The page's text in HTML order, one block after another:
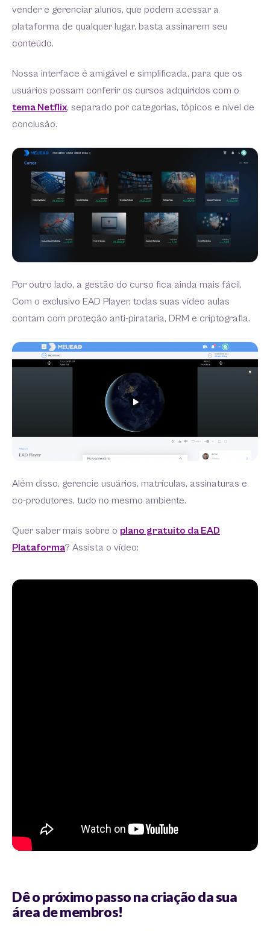
vender e gerenciar alunos, que podem acessar a
plataforma de qualquer lugar, basta assinarem seu
conteúdo.
Nossa interface é amigável e simplificada, para que os
usuários possam conferir os cursos adquiridos com o
tema Netflix, separado por categorias, tópicos e nível de
conclusão.
Por outro lado, a gestão do curso fica ainda mais fácil.
Com o exclusivo EAD Player, todas suas vídeo aulas
contam com proteção anti-pirataria, DRM e criptografia.
Além disso, gerencie usuários, matrículas, assinaturas e
co-produtores, tudo no mesmo ambiente.
Quer saber mais sobre o plano gratuito da EAD
Plataforma? Assista o vídeo:
Dê o próximo passo na criação da sua
área de membros!